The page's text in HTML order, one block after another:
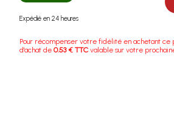
Expédié en 24 heures
Pour récompenser votre fidélité en achetant ce
d'achat de0.53 € TTC valable sur votre